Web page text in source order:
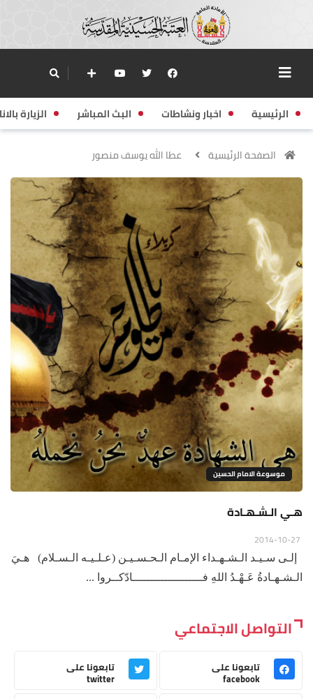
الرئيسية اخبار ونشاطات البث المباشر الزيارة
الصفحة الرئيسية عطا الله يوسف منصور
موسوعة الامام الحسين
هـي الـشـهـادة
إلـى سـيـد الـشـهـداء الإمـام الـحـسـيـن (عـلـيـه الـسـلام) هـيَ
الـشـهـادةُ عَـهْـدُ اللهِ فــــــــــــــــــــادّكــروا ...
التواصل الاجتماعي
تابعونا على
facebook
تابعونا على
twitter